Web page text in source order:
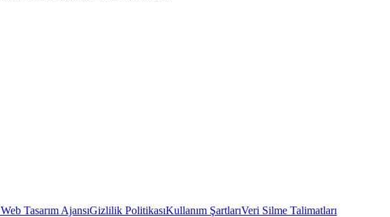
Tasarım AjansıGizlilik PolitikasıKullanım ŞartlarıVeri Silme Talimatları